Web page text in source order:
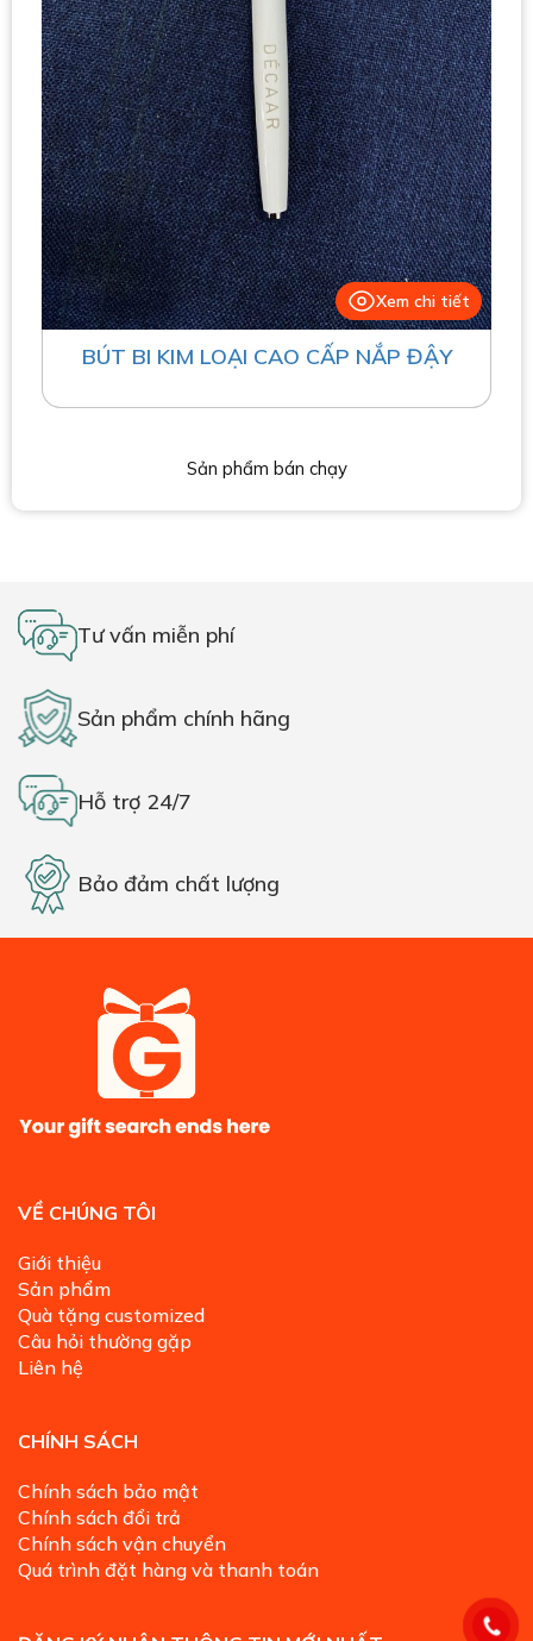
Sản phẩm bán chạy
Xem chi tiết
BÚT BI KIM LOẠI CAO CẤP NẮP ĐẬY
Tư vấn miễn phí
Sản phẩm chính hãng
Hỗ trợ 24/7
Bảo đảm chất lượng
VỀ CHÚNG TÔI
Giới thiệu
Sản phẩm
Quà tặng customized
Câu hỏi thường gặp
Liên hệ
CHÍNH SÁCH
Chính sách bảo mật
Chính sách đổi trả
Chính sách vận chuyển
Quá trình đặt hàng và thanh toán